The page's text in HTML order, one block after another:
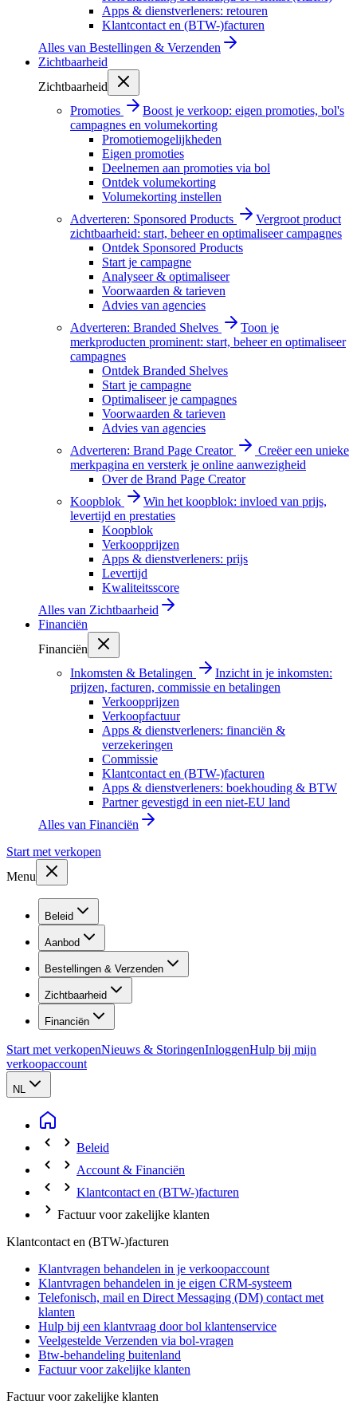
Apps & dienstverleners: retouren
Klantcontact en (BTW-)facturen
Alles van Bestellingen & Verzenden
Zichtbaarheid
Zichtbaarheid
Promoties
Boost je verkoop: eigen promoties, bol's
campagnes en volumekorting
Promotiemogelijkheden
Eigen promoties
Deelnemen aan promoties via bol
Ontdek volumekorting
Volumekorting instellen
Adverteren: Sponsored Products
Vergroot product
zichtbaarheid: start, beheer en optimaliseer campagnes
Ontdek Sponsored Products
Start je campagne
Analyseer & optimaliseer
Voorwaarden & tarieven
Advies van agencies
Adverteren: Branded Shelves
Toon je
merkproducten prominent: start, beheer en optimaliseer
campagnes
Ontdek Branded Shelves
Start je campagne
Optimaliseer je campagnes
Voorwaarden & tarieven
Advies van agencies
Adverteren: Brand Page Creator
Creëer een unieke
merkpagina en versterk je online aanwezigheid
Over de Brand Page Creator
Koopblok
Win het koopblok: invloed van prijs,
levertijd en prestaties
Koopblok
Verkoopprijzen
Apps & dienstverleners: prijs
Levertijd
Kwaliteitsscore
Alles van Zichtbaarheid
Financiën
Financiën
Inkomsten & Betalingen
Inzicht in je inkomsten:
prijzen, facturen, commissie en betalingen
Verkoopprijzen
Verkoopfactuur
Apps & dienstverleners: financiën &
verzekeringen
Commissie
Klantcontact en (BTW-)facturen
Apps & dienstverleners: boekhouding & BTW
Partner gevestigd in een niet-EU land
Alles van Financiën
Start met verkopen
Menu
Beleid
Aanbod
Bestellingen & Verzenden
Zichtbaarheid
Financiën
Start met verkopenNieuws & StoringenInloggenHulp bij mijn
verkoopaccount
NL
Beleid
Account & Financiën
Klantcontact en (BTW-)facturen
Factuur voor zakelijke klanten
Klantcontact en (BTW-)facturen
Klantvragen behandelen in je verkoopaccount
Klantvragen behandelen in je eigen CRM-systeem
Telefonisch, mail en Direct Messaging (DM) contact met
klanten
Hulp bij een klantvraag door bol klantenservice
Veelgestelde Verzenden via bol-vragen
Btw-behandeling buitenland
Factuur voor zakelijke klanten
Factuur voor zakelijke klanten